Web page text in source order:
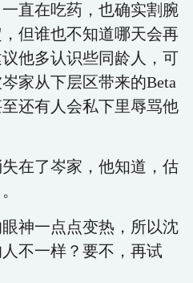
在吃药，也确实割腕
但谁也不知道哪天会再
他多认识些同龄人，可
家从下层区带来的Beta
还有人会私下里辱骂他
了岑家，他知道，估
一点点变热，所以沈
不一样？要不，再试